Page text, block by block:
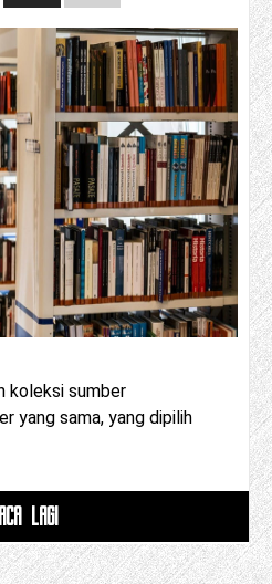
koleksi sumber
yang sama, yang dipilih
LAGI